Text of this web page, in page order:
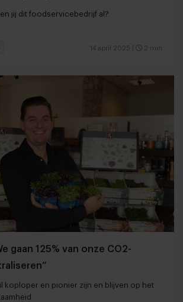
gerechten"
jij dit foodservicebedrijf al?
14 april 2025 2 min
gaan 125% van onze CO2-
koploper en pionier zijn en blijven op het